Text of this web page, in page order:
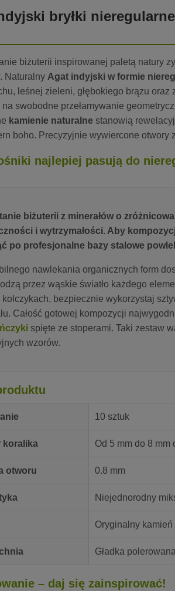
bryłki
biżuterii inspirowanej paletą natury
Naturalny Agat indyjski w formie
leśnej zieleni, głębokiego brązu
swobodne przełamywanie
kamienie naturalne stanowią
boho. Precyzyjnie wywiercone
najlepiej pasują do
biżuterii z minerałów o
i wytrzymałości. Aby
po profesjonalne bazy stalowe
nawlekania organicznych form
przez wąskie światło każdego
kolczykach, bezpiecznie wykorzystaj
Całość gotowej kompozycji
spięte ze stoperami. Taki zestaw
wzorów.
10 sztuk
koralika Od 5 mm do 8 mm
otworu 0.8 mm
Niejednorodny
Oryginalny
Gładka polerowana
– daj się zainspirować!